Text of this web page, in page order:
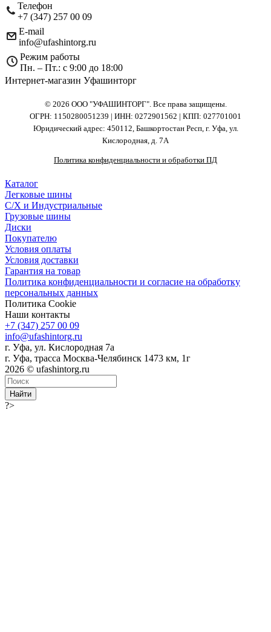
Телефон
+7 (347) 257 00 09
E-mail
info@ufashintorg.ru
Режим работы
Пн. – Пт.: с 9:00 до 18:00
Интернет-магазин Уфашинторг
© 2026 ООО "УФАШИНТОРГ". Все права защищены.
ОГРН: 1150280051239 | ИНН: 0272901562 | КПП: 027701001
Юридический адрес: 450112, Башкортостан Респ, г. Уфа, ул.
Кислородная, д. 7А
Политика конфиденциальности и обработки ПД
Каталог
Легковые шины
С/Х и Индустриальные
Грузовые шины
Диски
Покупателю
Условия оплаты
Условия доставки
Гарантия на товар
Политика конфиденциальности и согласие на обработку
персональных данных
Политика Cookie
Наши контакты
+7 (347) 257 00 09
info@ufashintorg.ru
г. Уфа, ул. Кислородная 7а
г. Уфа, трасса Москва-Челябинск 1473 км, 1г
2026 © ufashintorg.ru
Найти
?>